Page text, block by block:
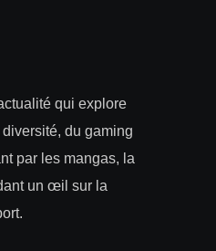
qui explore
diversité, du gaming
par les mangas, la
un œil sur la